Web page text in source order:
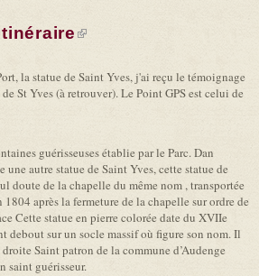
(link is external)
la statue de Saint Yves, j'ai reçu le témoignage
St Yves (à retrouver). Le Point GPS est celui de
guérisseuses établie par le Parc. Dan
autre statue de Saint Yves, cette statue de
doute de la chapelle du même nom , transportée
après la fermeture de la chapelle sur ordre de
Cette statue en pierre colorée date du XVIIe
debout sur un socle massif où figure son nom. Il
Saint patron de la commune d’Audenge
saint guérisseur.